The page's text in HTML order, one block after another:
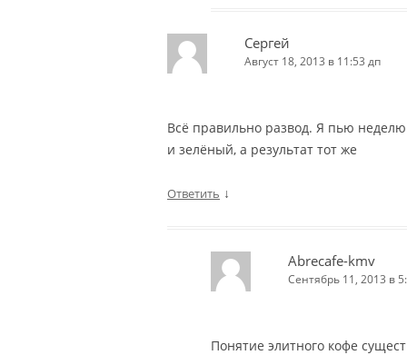
Сергей
Август 18, 2013 в 11:53 дп
Всё правильно развод. Я пью
и зелёный, а результат тот же
Ответить ↓
Abrecafe-kmv
Сентябрь 11, 2013 в
Понятие элитного кофе